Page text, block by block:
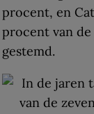
procent, en
procent van
gestemd.